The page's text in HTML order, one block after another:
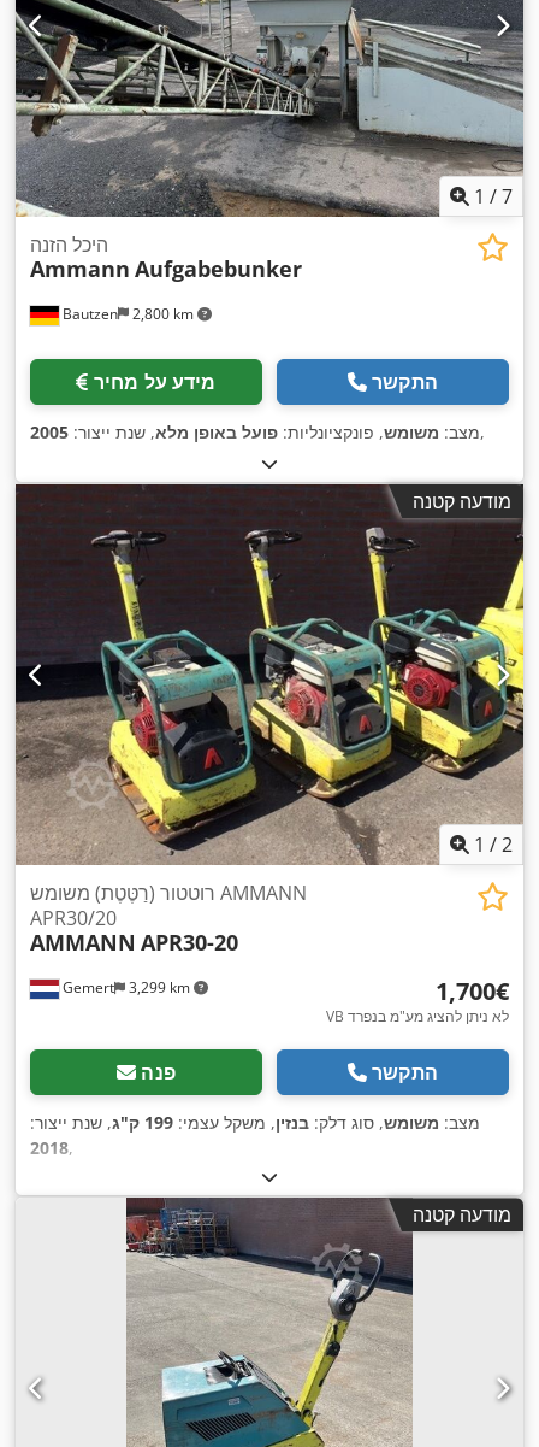
1 /7
Bautzen 2,800 km
היכל הזנה
Ammann Aufgabebunker
מידע על מחיר התקשר
מצב: משומש, פונקציונליות: פועל באופן מלא, שנת ייצור: 2005 ,
מודעה קטנה
1 /2
Gemert 3,299 km
רוטטור (רַטֶּטֶת) משומש AMMANN
APR30/20
AMMANN APR30-20
‏1,700 ‏€
VB לא ניתן להציג מע"מ בנפרד
פנה התקשר
מצב: משומש, סוג דלק: בנזין, משקל עצמי: 199 ק"ג
, שנת ייצור:
2018,
מודעה קטנה